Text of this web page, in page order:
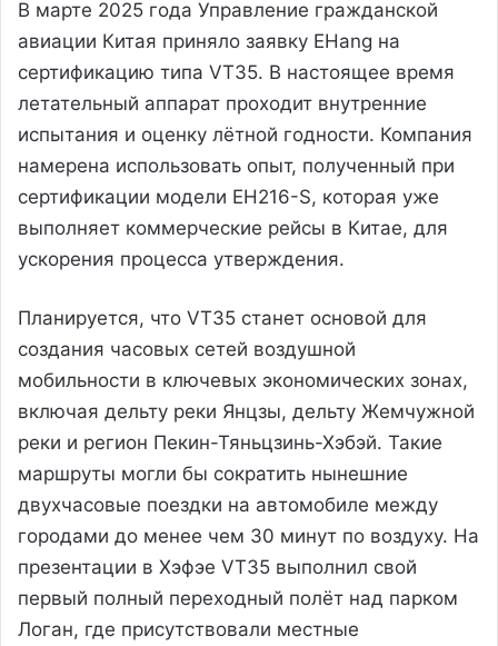
В марте 2025 года Управление гражданской
авиации Китая приняло заявку EHang на
сертификацию типа VT35. В настоящее время
летательный аппарат проходит внутренние
испытания и оценку лётной годности. Компания
намерена использовать опыт, полученный при
сертификации модели EH216-S, которая уже
выполняет коммерческие рейсы в Китае, для
ускорения процесса утверждения.
Планируется, что VT35 станет основой для
создания часовых сетей воздушной
мобильности в ключевых экономических зонах,
включая дельту реки Янцзы, дельту Жемчужной
реки и регион Пекин-Тяньцзинь-Хэбэй. Такие
маршруты могли бы сократить нынешние
двухчасовые поездки на автомобиле между
городами до менее чем 30 минут по воздуху. На
презентации в Хэфэе VT35 выполнил свой
первый полный переходный полёт над парком
Логан, где присутствовали местные